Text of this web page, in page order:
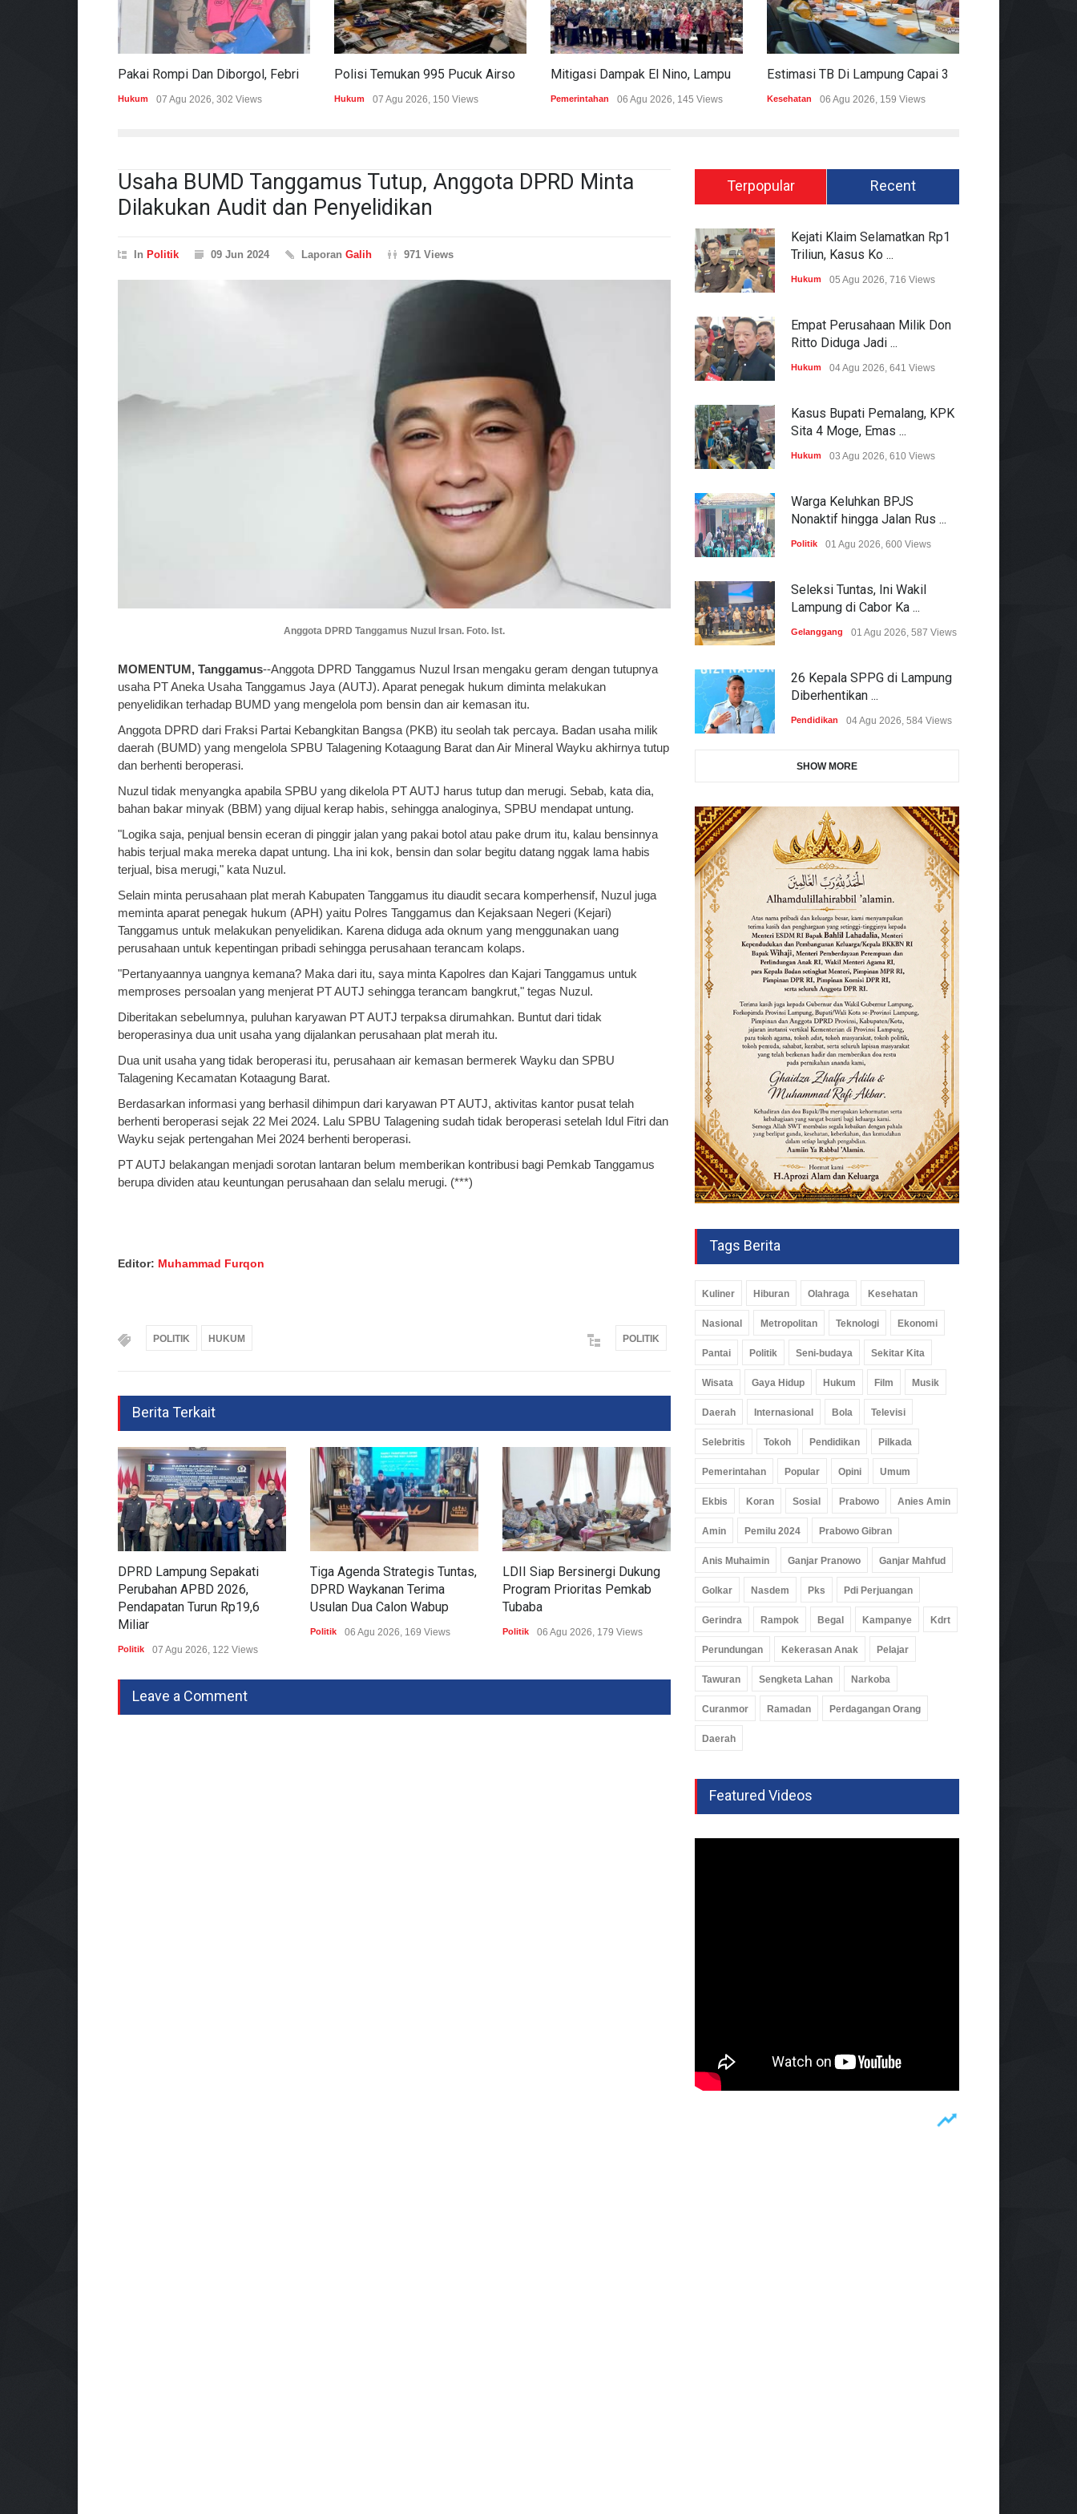
Hukum 07 Agu 2026, 302 Views Hukum 07 Agu 2026, 150 Views Pemerintahan 06 Agu 2026, 145 Views Kesehatan 06 Agu 2026, 159 Views
Usaha BUMD Tanggamus Tutup, Anggota DPRD Minta
Dilakukan Audit dan Penyelidikan
In Politik 09 Jun 2024 Laporan Galih 971 Views
Anggota DPRD Tanggamus Nuzul Irsan. Foto. Ist.
MOMENTUM, Tanggamus--Anggota DPRD Tanggamus Nuzul Irsan mengaku geram dengan tutupnya
usaha PT Aneka Usaha Tanggamus Jaya (AUTJ). Aparat penegak hukum diminta melakukan
penyelidikan terhadap BUMD yang mengelola pom bensin dan air kemasan itu.
Anggota DPRD dari Fraksi Partai Kebangkitan Bangsa (PKB) itu seolah tak percaya. Badan usaha milik
daerah (BUMD) yang mengelola SPBU Talagening Kotaagung Barat dan Air Mineral Wayku akhirnya tutup
dan berhenti beroperasi.
Nuzul tidak menyangka apabila SPBU yang dikelola PT AUTJ harus tutup dan merugi. Sebab, kata dia,
bahan bakar minyak (BBM) yang dijual kerap habis, sehingga analoginya, SPBU mendapat untung.
"Logika saja, penjual bensin eceran di pinggir jalan yang pakai botol atau pake drum itu, kalau bensinnya
habis terjual maka mereka dapat untung. Lha ini kok, bensin dan solar begitu datang nggak lama habis
terjual, bisa merugi," kata Nuzul.
Selain minta perusahaan plat merah Kabupaten Tanggamus itu diaudit secara komperhensif, Nuzul juga
meminta aparat penegak hukum (APH) yaitu Polres Tanggamus dan Kejaksaan Negeri (Kejari)
Tanggamus untuk melakukan penyelidikan. Karena diduga ada oknum yang menggunakan uang
perusahaan untuk kepentingan pribadi sehingga perusahaan terancam kolaps.
"Pertanyaannya uangnya kemana? Maka dari itu, saya minta Kapolres dan Kajari Tanggamus untuk
memproses persoalan yang menjerat PT AUTJ sehingga terancam bangkrut," tegas Nuzul.
Diberitakan sebelumnya, puluhan karyawan PT AUTJ terpaksa dirumahkan. Buntut dari tidak
beroperasinya dua unit usaha yang dijalankan perusahaan plat merah itu.
Dua unit usaha yang tidak beroperasi itu, perusahaan air kemasan bermerek Wayku dan SPBU
Talagening Kecamatan Kotaagung Barat.
Berdasarkan informasi yang berhasil dihimpun dari karyawan PT AUTJ, aktivitas kantor pusat telah
berhenti beroperasi sejak 22 Mei 2024. Lalu SPBU Talagening sudah tidak beroperasi setelah Idul Fitri dan
Wayku sejak pertengahan Mei 2024 berhenti beroperasi.
PT AUTJ belakangan menjadi sorotan lantaran belum memberikan kontribusi bagi Pemkab Tanggamus
berupa dividen atau keuntungan perusahaan dan selalu merugi. (***)
Editor: Muhammad Furqon
POLITIK HUKUM POLITIK
Berita Terkait
DPRD Lampung Sepakati
Perubahan APBD 2026,
Pendapatan Turun Rp19,6
Miliar
Politik 07 Agu 2026, 122 Views
Tiga Agenda Strategis Tuntas,
DPRD Waykanan Terima
Usulan Dua Calon Wabup
Politik 06 Agu 2026, 169 Views
LDII Siap Bersinergi Dukung
Program Prioritas Pemkab
Tubaba
Politik 06 Agu 2026, 179 Views
Bawaslu Kembangkan
Literawaslu
Politik 05 Agu 2026, 269 Views
Leave a Comment
Terpopular Recent
Kejati Klaim Selamatkan Rp1
Triliun, Kasus Ko ...
Hukum 05 Agu 2026, 716 Views
Empat Perusahaan Milik Don
Ritto Diduga Jadi ...
Hukum 04 Agu 2026, 641 Views
Kasus Bupati Pemalang, KPK
Sita 4 Moge, Emas ...
Hukum 03 Agu 2026, 610 Views
Warga Keluhkan BPJS
Nonaktif hingga Jalan Rus ...
Politik 01 Agu 2026, 600 Views
Seleksi Tuntas, Ini Wakil
Lampung di Cabor Ka ...
Gelanggang 01 Agu 2026, 587 Views
26 Kepala SPPG di Lampung
Diberhentikan ...
Pendidikan 04 Agu 2026, 584 Views
SHOW MORE
Tags Berita
Kuliner Hiburan Olahraga Kesehatan
Nasional Metropolitan Teknologi Ekonomi
Pantai Politik Seni-budaya Sekitar Kita
Wisata Gaya Hidup Hukum Film Musik
Daerah Internasional Bola Televisi
Selebritis Tokoh Pendidikan Pilkada
Pemerintahan Popular Opini Umum
Ekbis Koran Sosial Prabowo Anies Amin
Amin Pemilu 2024 Prabowo Gibran
Anis Muhaimin Ganjar Pranowo Ganjar Mahfud
Golkar Nasdem Pks Pdi Perjuangan
Gerindra Rampok Begal Kampanye Kdrt
Perundungan Kekerasan Anak Pelajar
Tawuran Sengketa Lahan Narkoba
Curanmor Ramadan Perdagangan Orang
Daerah
Featured Videos